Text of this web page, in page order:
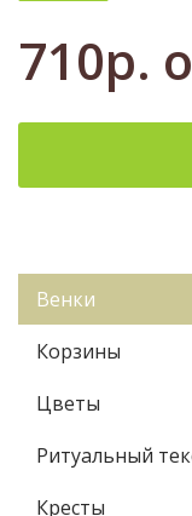
710р.
Венки
Корзины
Цветы
Ритуальный
Кресты